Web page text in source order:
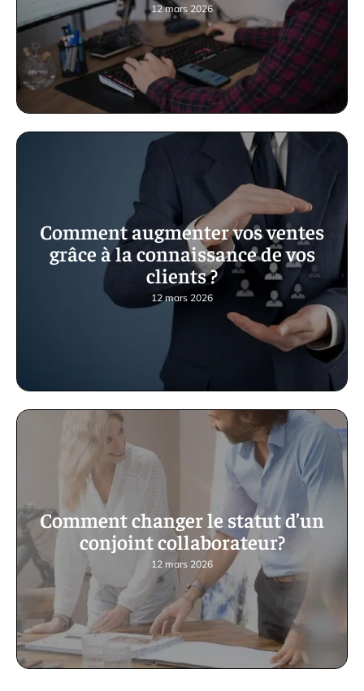
12 mars 2026
Comment augmenter vos ventes
grâce à la connaissance de vos
clients ?
12 mars 2026
Comment changer le statut d’un
conjoint collaborateur?
12 mars 2026